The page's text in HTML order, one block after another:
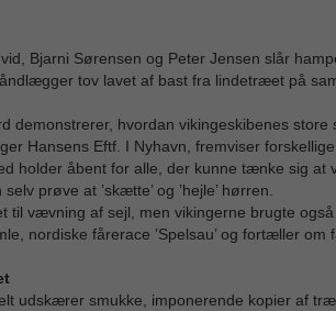
Bjarni Sørensen og Peter Jensen slår
tov lavet af bast fra lindetræet på
demonstrerer, hvordan vikingeskibenes
Hansens Eftf. I Nyhavn, fremviser
holder åbent for alle, der kunne tænke sig
prøve at ’skætte’ og ’hejle’ hørren.
til vævning af sejl, men vikingerne brugte
nordiske fårerace ’Spelsau’ og fortæller om
udskærer smukke, imponerende kopier af